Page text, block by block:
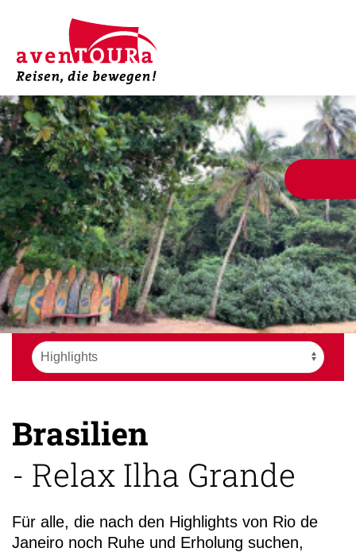
Brasilien
- Relax Ilha Grande
Für alle, die nach den Highlights von Rio de
Janeiro noch Ruhe und Erholung suchen,